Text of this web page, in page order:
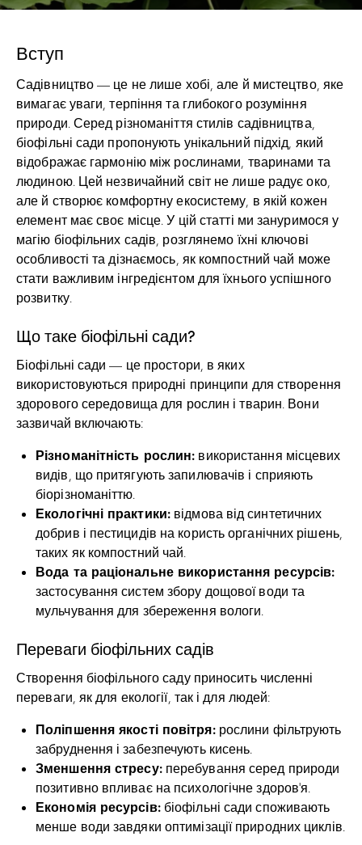
Вступ
Садівництво — це не лише хобі, але й мистецтво, яке
вимагає уваги, терпіння та глибокого розуміння
природи. Серед різноманіття стилів садівництва,
біофільні сади пропонують унікальний підхід, який
відображає гармонію між рослинами, тваринами та
людиною. Цей незвичайний світ не лише радує око,
але й створює комфортну екосистему, в якій кожен
елемент має своє місце. У цій статті ми зануримося у
магію біофільних садів, розглянемо їхні ключові
особливості та дізнаємось, як компостний чай може
стати важливим інгредієнтом для їхнього успішного
розвитку.
Що таке біофільні сади?
Біофільні сади — це простори, в яких
використовуються природні принципи для створення
здорового середовища для рослин і тварин. Вони
зазвичай включають:
Різноманітність рослин: використання місцевих
видів, що притягують запилювачів і сприяють
біорізноманіттю.
Екологічні практики: відмова від синтетичних
добрив і пестицидів на користь органічних рішень,
таких як компостний чай.
Вода та раціональне використання ресурсів:
застосування систем збору дощової води та
мульчування для збереження вологи.
Переваги біофільних садів
Створення біофільного саду приносить численні
переваги, як для екології, так і для людей:
Поліпшення якості повітря:рослини фільтрують
забруднення і забезпечують кисень.
Зменшення стресу:перебування серед природи
позитивно впливає на психологічне здоров’я.
Економія ресурсів:біофільні сади споживають
менше води завдяки оптимізації природних циклів.